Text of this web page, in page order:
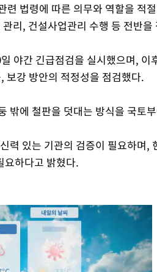
법령에 따른 의무와 역할을 적
리, 건설사업관리 수행 등 전반을
야간 긴급점검을 실시했으며, 이
보강 방안의 적정성을 점검했다.
밖에 철판을 덧대는 방식을 국토
력 있는 기관의 검증이 필요하며,
요하다고 밝혔다.